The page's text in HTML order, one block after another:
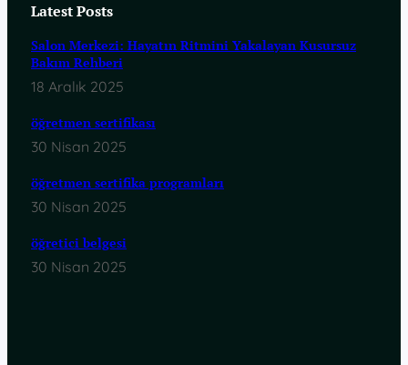
Latest Posts
Salon Merkezi: Hayatın Ritmini Yakalayan Kusursuz
Bakım Rehberi
18 Aralık 2025
öğretmen sertifikası
30 Nisan 2025
öğretmen sertifika programları
30 Nisan 2025
öğretici belgesi
30 Nisan 2025